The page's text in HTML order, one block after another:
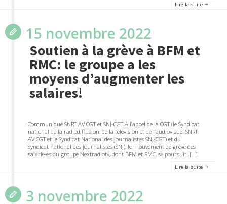
Lire la suite
15 novembre 2022
Soutien à la grève à BFM et
RMC: le groupe a les
moyens d’augmenter les
salaires!
Communiqué SNRT AV CGT et SNJ-CGT A l’appel de la CGT (le Syndicat
national de la radiodiffusion, de la télévision et de l’audiovisuel SNRT
AV CGT et le Syndicat National des journalistes SNJ-CGT) et du
Syndicat national des journalistes (SNJ), le mouvement de grève des
salarié·es du groupe Nextradiotv, dont BFM et RMC, se poursuit. […]
Lire la suite
3 novembre 2022